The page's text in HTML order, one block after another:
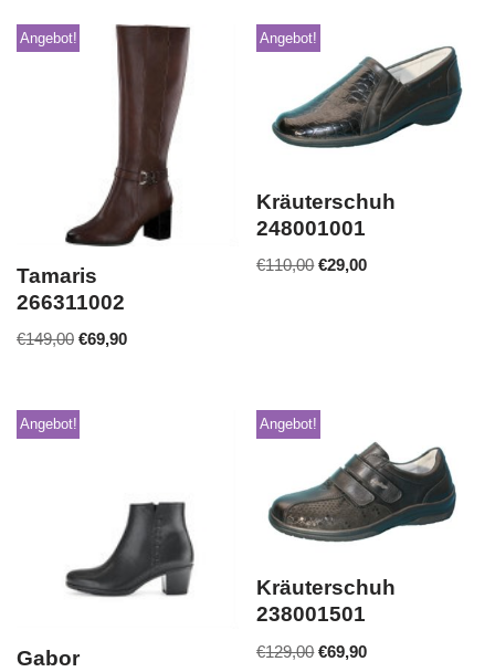
Angebot!
Tamaris
266311002
€149,00 €69,90
Angebot!
Kräuterschuh
248001001
€110,00 €29,00
Angebot!
Gabor
Angebot!
Kräuterschuh
238001501
€129,00 €69,90